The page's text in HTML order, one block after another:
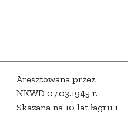
Aresztowana przez
NKWD 07.03.1945 r.
Skazana na 10 lat łagru i